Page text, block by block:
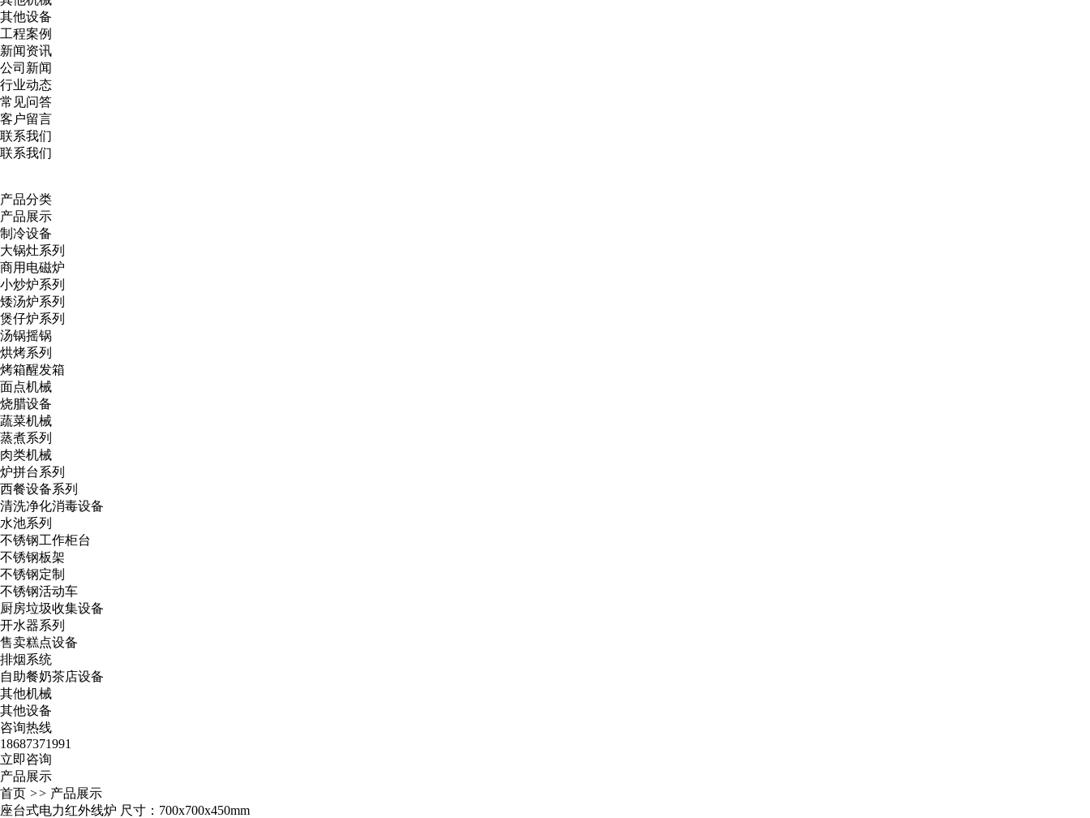
其他设备
工程案例
新闻资讯
公司新闻
行业动态
常见问答
客户留言
联系我们
联系我们
产品分类
产品展示
制冷设备
大锅灶系列
商用电磁炉
小炒炉系列
矮汤炉系列
煲仔炉系列
汤锅摇锅
烘烤系列
烤箱醒发箱
面点机械
烧腊设备
蔬菜机械
蒸煮系列
肉类机械
炉拼台系列
西餐设备系列
清洗净化消毒设备
水池系列
不锈钢工作柜台
不锈钢板架
不锈钢定制
不锈钢活动车
厨房垃圾收集设备
开水器系列
售卖糕点设备
排烟系统
自助餐奶茶店设备
其他机械
其他设备
咨询热线
18687371991
立即咨询
产品展示
首页 >> 产品展示
座台式电力红外线炉 尺寸：700x700x450mm